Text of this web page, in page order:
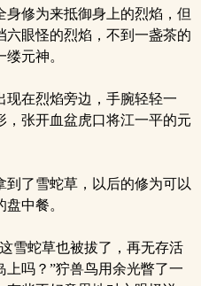
修为来抵御身上的烈焰，但
眼怪的烈焰，不到一盏茶的
元神。
在烈焰旁边，手腕轻轻一
张开血盆虎口将江一平的元
了雪蛇草，以后的修为可以
中餐。
雪蛇草也被拔了，再无存活
吗？”狞兽鸟用余光瞥了一